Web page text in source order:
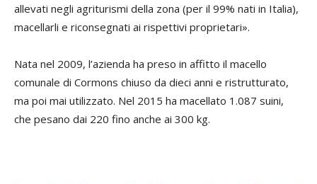
allevati negli agriturismi della zona (per il 99% nati in Italia),
macellarli e riconsegnati ai rispettivi proprietari».
Nata nel 2009, l’azienda ha preso in affitto il macello
comunale di Cormons chiuso da dieci anni e ristrutturato,
ma poi mai utilizzato. Nel 2015 ha macellato 1.087 suini,
che pesano dai 220 fino anche ai 300 kg.